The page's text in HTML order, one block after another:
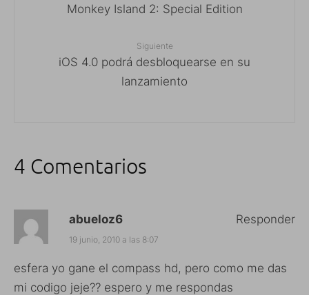
Monkey Island 2: Special Edition
Siguiente
iOS 4.0 podrá desbloquearse en su
lanzamiento
4 Comentarios
abueloz6
19 junio, 2010 a las 8:07
esfera yo gane el compass hd, pero como me das
mi codigo jeje?? espero y me respondas
Responder